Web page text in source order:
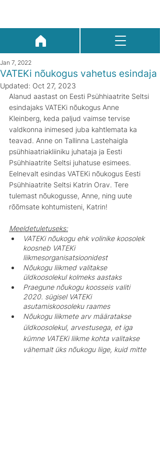
VATEKi nõukogus vahetus esindaja
Jan 7, 2022
Updated: Oct 27, 2023
Alanud aastast on Eesti Psühhiaatrite Seltsi
esindajaks VATEKi nõukogus Anne
Kleinberg, keda paljud vaimse tervise
valdkonna inimesed juba kahtlemata ka
teavad. Anne on Tallinna Lastehaigla
psühhiaatriakliiniku juhataja ja Eesti
Psühhiaatrite Seltsi juhatuse esimees.
Eelnevalt esindas VATEKi nõukogus Eesti
Psühhiaatrite Seltsi Katrin Orav. Tere
tulemast nõukogusse, Anne, ning uute
rõõmsate kohtumisteni, Katrin!
Meeldetuletuseks:
VATEKi nõukogu ehk volinike koosolek
koosneb VATEKi
liikmesorganisatsioonidest
Nõukogu liikmed valitakse
üldkoosolekul kolmeks aastaks
Praegune nõukogu koosseis valiti
2020. sügisel VATEKi
asutamiskoosoleku raames
Nõukogu liikmete arv määratakse
üldkoosolekul, arvestusega, et iga
kümne VATEKi liikme kohta valitakse
vähemalt üks nõukogu liige, kuid mitte